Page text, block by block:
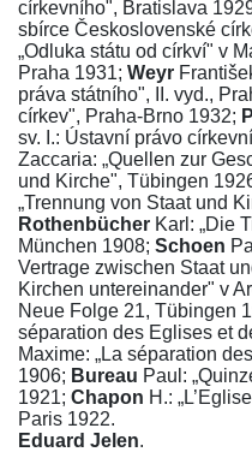
církevního", Bratislava
sbírce Československé
„Odluka státu od církví" v
Praha 1931; Weyr
práva státního", II. vyd.,
církev", Praha-Brno 1932;
sv. I.: Ústavní právo
Zaccaria: „Quellen zur
und Kirche", Tübingen
„Trennung von Staat und
Rothenbücher Karl: „Die
München 1908; Schoen
Vertrage zwischen Staat
Kirchen untereinander" v
Neue Folge 21, Tübingen
séparation des Eglises et
Maxime: „La séparation
1906; Bureau Paul:
1921; Chapon H.:
Paris 1922.
Eduard Jelen.